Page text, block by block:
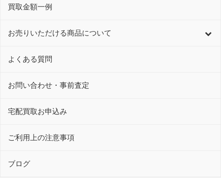
買取金額一例
お売りいただける商品について
よくある質問
お問い合わせ・事前査定
宅配買取お申込み
ご利用上の注意事項
ブログ